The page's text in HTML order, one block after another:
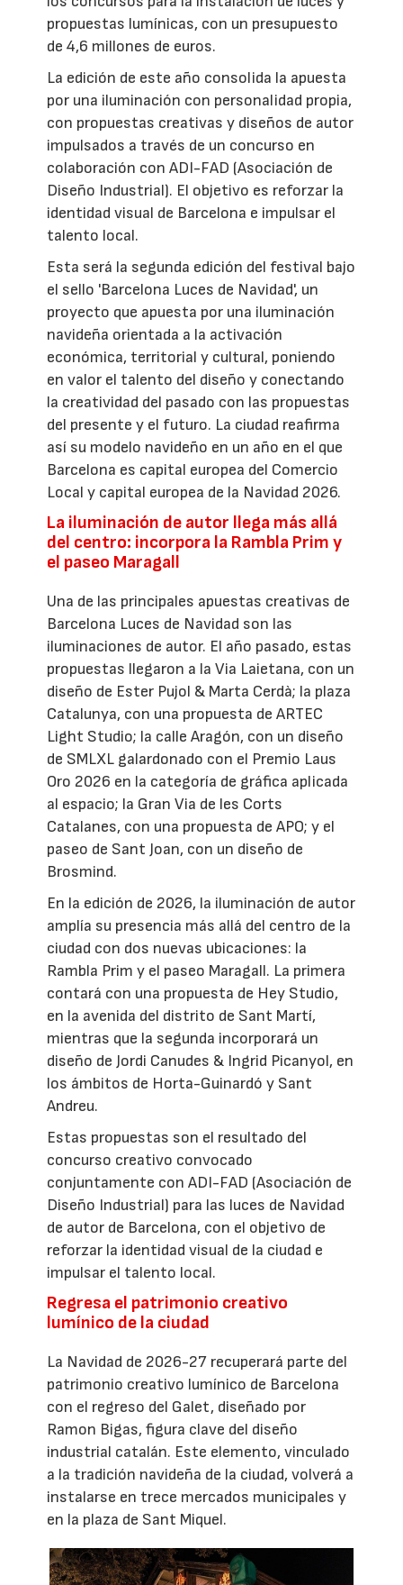
propuestas lumínicas, con un presupuesto
de 4,6 millones de euros.
La edición de este año consolida la apuesta
por una iluminación con personalidad propia,
con propuestas creativas y diseños de autor
impulsados a través de un concurso en
colaboración con ADI-FAD (Asociación de
Diseño Industrial). El objetivo es reforzar la
identidad visual de Barcelona e impulsar el
talento local.
Esta será la segunda edición del festival bajo
el sello 'Barcelona Luces de Navidad', un
proyecto que apuesta por una iluminación
navideña orientada a la activación
económica, territorial y cultural, poniendo
en valor el talento del diseño y conectando
la creatividad del pasado con las propuestas
del presente y el futuro. La ciudad reafirma
así su modelo navideño en un año en el que
Barcelona es capital europea del Comercio
Local y capital europea de la Navidad 2026.
La iluminación de autor llega más allá
del centro: incorpora la Rambla Prim y
el paseo Maragall
Una de las principales apuestas creativas de
Barcelona Luces de Navidad son las
iluminaciones de autor. El año pasado, estas
propuestas llegaron a la Via Laietana, con un
diseño de Ester Pujol & Marta Cerdà; la plaza
Catalunya, con una propuesta de ARTEC
Light Studio; la calle Aragón, con un diseño
de SMLXL galardonado con el Premio Laus
Oro 2026 en la categoría de gráfica aplicada
al espacio; la Gran Via de les Corts
Catalanes, con una propuesta de APO; y el
paseo de Sant Joan, con un diseño de
Brosmind.
En la edición de 2026, la iluminación de autor
amplía su presencia más allá del centro de la
ciudad con dos nuevas ubicaciones: la
Rambla Prim y el paseo Maragall. La primera
contará con una propuesta de Hey Studio,
en la avenida del distrito de Sant Martí,
mientras que la segunda incorporará un
diseño de Jordi Canudes & Ingrid Picanyol, en
los ámbitos de Horta-Guinardó y Sant
Andreu.
Estas propuestas son el resultado del
concurso creativo convocado
conjuntamente con ADI-FAD (Asociación de
Diseño Industrial) para las luces de Navidad
de autor de Barcelona, con el objetivo de
reforzar la identidad visual de la ciudad e
impulsar el talento local.
Regresa el patrimonio creativo
lumínico de la ciudad
La Navidad de 2026-27 recuperará parte del
patrimonio creativo lumínico de Barcelona
con el regreso del Galet, diseñado por
Ramon Bigas, figura clave del diseño
industrial catalán. Este elemento, vinculado
a la tradición navideña de la ciudad, volverá a
instalarse en trece mercados municipales y
en la plaza de Sant Miquel.